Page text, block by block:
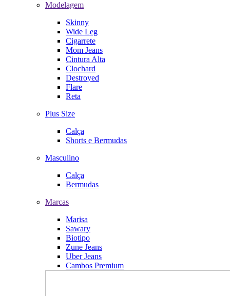
Modelagem
Skinny
Wide Leg
Cigarrete
Mom Jeans
Cintura Alta
Clochard
Destroyed
Flare
Reta
Plus Size
Calça
Shorts e Bermudas
Masculino
Calça
Bermudas
Marcas
Marisa
Sawary
Biotipo
Zune Jeans
Uber Jeans
Cambos Premium